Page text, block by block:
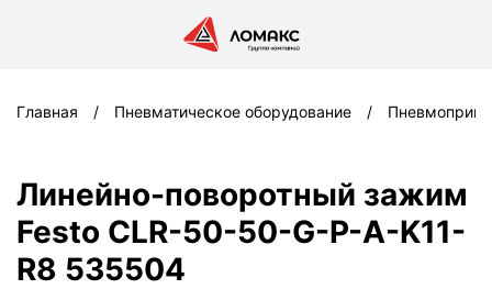
Главная Пневматическое оборудование
Линейно-поворотный зажим
Festo CLR-50-50-G-P-A-K11-
R8 535504